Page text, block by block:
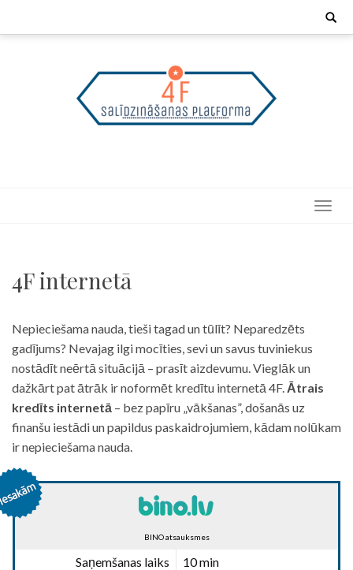
Search
4F internetā
Nepieciešama nauda, tieši tagad un tūlīt? Neparedzēts
gadījums? Nevajag ilgi mocīties, sevi un savus tuviniekus
nostādīt neērtā situācijā – prasīt aizdevumu. Vieglāk un
dažkārt pat ātrāk ir noformēt kredītu internetā 4F. Ātrais
kredīts internetā – bez papīru „vākšanas”, došanās uz
finanšu iestādi un papildus paskaidrojumiem, kādam nolūkam
ir nepieciešama nauda.
BINO atsauksmes
Saņemšanas laiks
10 min